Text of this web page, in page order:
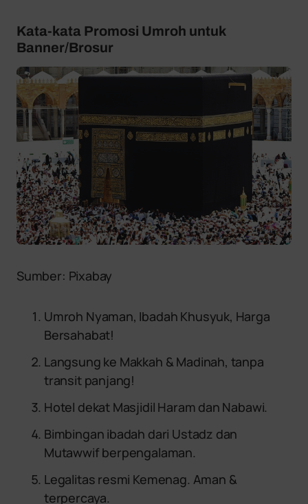
Kata-kata Promosi Umroh untuk
Banner/Brosur
Sumber: Pixabay
Umroh Nyaman, Ibadah Khusyuk, Harga
Bersahabat!
Langsung ke Makkah & Madinah, tanpa
transit panjang!
Hotel dekat Masjidil Haram dan Nabawi.
Bimbingan ibadah dari Ustadz dan
Mutawwif berpengalaman.
Legalitas resmi Kemenag. Aman &
terpercaya.